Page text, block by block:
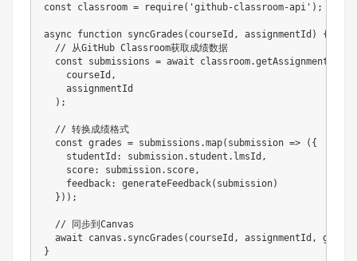
const classroom = require( 'github-classroom-api' ) ;
async function syncGrades ( courseId , assignmentId )
{
// 从GitHub Classroom获取成绩数据
const submissions = await classroom.
    courseId
,
    assignmentId
) ;
// 转换成绩格式
const grades = submissions .map( submission => ( {
studentId : submission. student . lmsId ,
score: submission. score,
feedback: generateFeedback( submission)
} ) ) ;
// 同步到Canvas
await canvas . syncGrades ( courseId , assignmentId , grades
}